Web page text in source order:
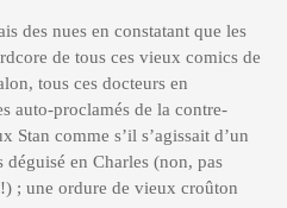
des nues en constatant que les
de tous ces vieux comics de
tous ces docteurs en
auto-proclamés de la contre-
Stan comme s’il s’agissait d’un
en Charles (non, pas
; une ordure de vieux croûton